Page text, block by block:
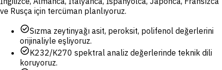
ve Rusça için tercüman planlıyoruz.
check_circleSızma zeytinyağı asit, peroksit, polifenol değerlerini
orijinaliyle eşliyoruz.
check_circleK232/K270 spektral analiz değerlerinde teknik dili
koruyoruz.